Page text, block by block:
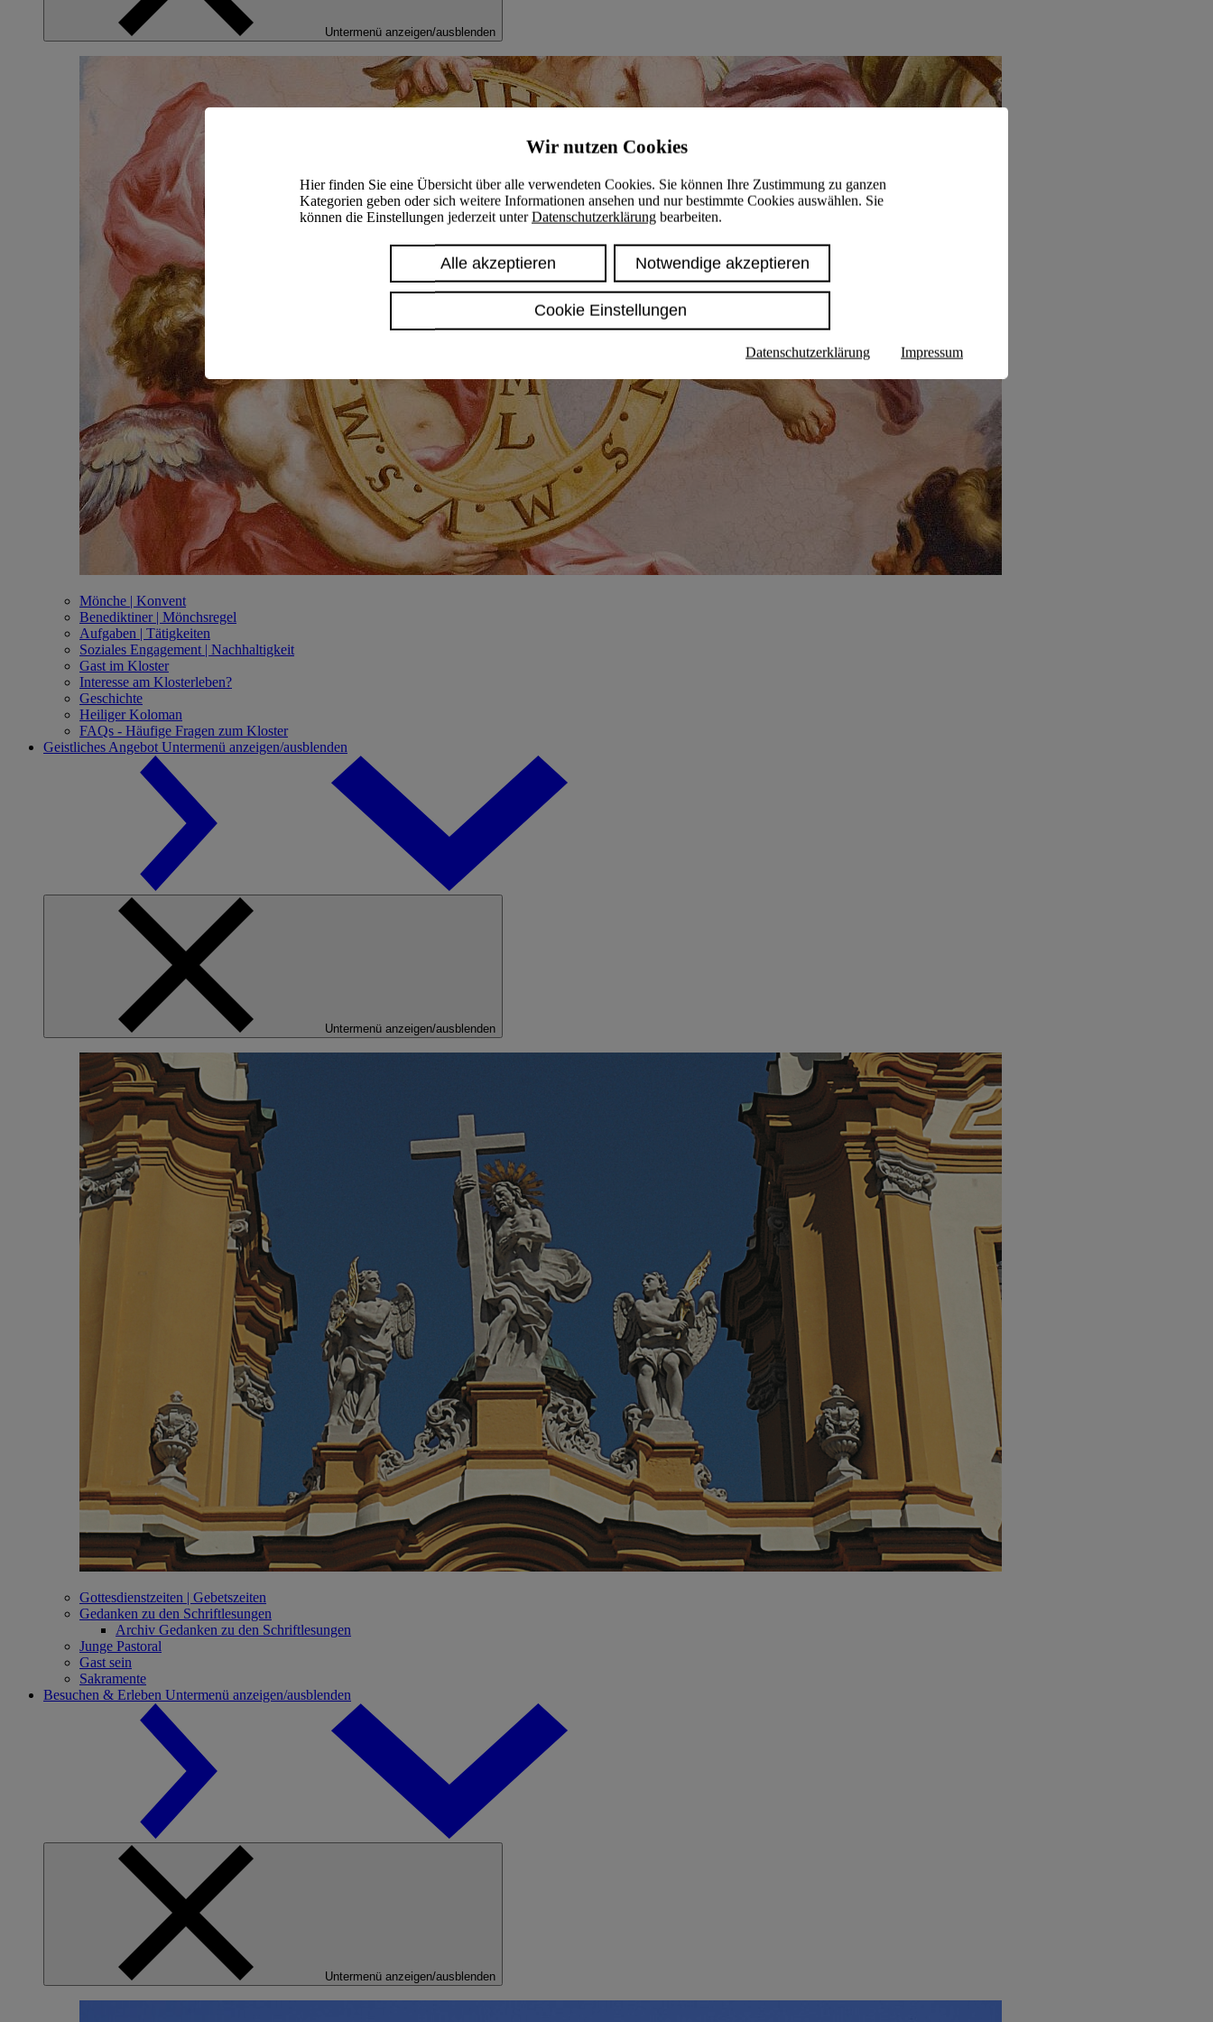
Wir nutzen Cookies
Hier finden Sie eine Übersicht über alle verwendeten Cookies. Sie können Ihre Zustimmung zu ganzen
Kategorien geben oder sich weitere Informationen ansehen und nur bestimmte Cookies auswählen. Sie
können die Einstellungen jederzeit unterDatenschutzerklärung bearbeiten.
Alle akzeptieren Notwendige akzeptieren
Cookie Einstellungen
Datenschutzerklärung Impressum
Untermenü anzeigen/ausblenden
Mönche | Konvent
Benediktiner | Mönchsregel
Aufgaben | Tätigkeiten
Soziales Engagement | Nachhaltigkeit
Gast im Kloster
Interesse am Klosterleben?
Geschichte
Heiliger Koloman
FAQs - Häufige Fragen zum Kloster
Geistliches Angebot Untermenü anzeigen/ausblenden
Untermenü anzeigen/ausblenden
Gottesdienstzeiten | Gebetszeiten
Gedanken zu den Schriftlesungen
Archiv Gedanken zu den Schriftlesungen
Junge Pastoral
Gast sein
Sakramente
Besuchen & Erleben Untermenü anzeigen/ausblenden
Untermenü anzeigen/ausblenden